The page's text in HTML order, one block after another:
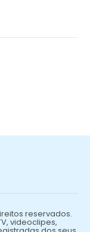
reservados.
videoclipes,